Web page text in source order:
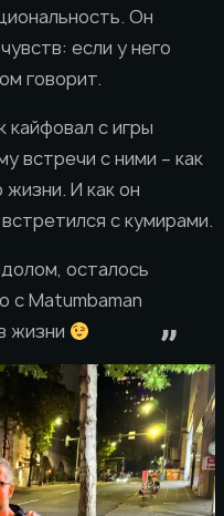
Он
если у него
говорит.
кайфовал с игры
встречи с ними – как
И как он
с кумирами.
осталось
с Matumbaman
жизни